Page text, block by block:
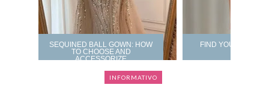
SEQUINED BALL GOWN: HOW
TO CHOOSE AND
ACCESSORIZE
FIND YOUR PROM
INFORMATIVO